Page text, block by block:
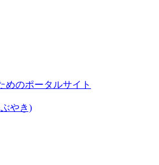
めのポータルサイト
やき)